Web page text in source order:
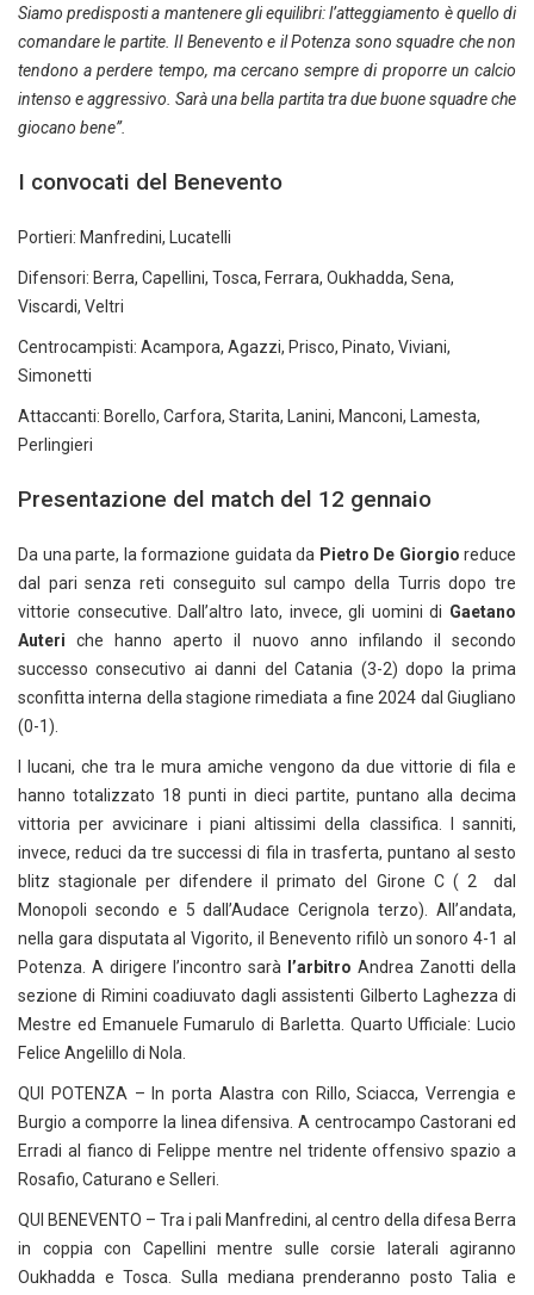
Siamo predisposti a mantenere gli equilibri: l’atteggiamento è quello di
comandare le partite. Il Benevento e il Potenza sono squadre che non
tendono a perdere tempo, ma cercano sempre di proporre un calcio
intenso e aggressivo. Sarà una bella partita tra due buone squadre che
giocano bene”.
I convocati del Benevento
Portieri: Manfredini, Lucatelli
Difensori: Berra, Capellini, Tosca, Ferrara, Oukhadda, Sena,
Viscardi, Veltri
Centrocampisti: Acampora, Agazzi, Prisco, Pinato, Viviani,
Simonetti
Attaccanti: Borello, Carfora, Starita, Lanini, Manconi, Lamesta,
Perlingieri
Presentazione del match del 12 gennaio
Da una parte, la formazione guidata da Pietro De Giorgio reduce
dal pari senza reti conseguito sul campo della Turris dopo tre
vittorie consecutive. Dall’altro lato, invece, gli uomini di Gaetano
Auteriche hanno aperto il nuovo anno infilando il secondo
successo consecutivo ai danni del Catania (3-2) dopo la prima
sconfitta interna della stagione rimediata a fine 2024 dal Giugliano
(0-1).
I lucani, che tra le mura amiche vengono da due vittorie di fila e
hanno totalizzato 18 punti in dieci partite, puntano alla decima
vittoria per avvicinare i piani altissimi della classifica. I sanniti,
invece, reduci da tre successi di fila in trasferta, puntano al sesto
blitz stagionale per difendere il primato del Girone C ( 2 dal
Monopoli secondo e 5 dall’Audace Cerignola terzo). All’andata,
nella gara disputata al Vigorito, il Benevento rifilò un sonoro 4-1 al
Potenza. A dirigere l’incontro sarà l’arbitro Andrea Zanotti della
sezione di Rimini coadiuvato dagli assistenti Gilberto Laghezza di
Mestre ed Emanuele Fumarulo di Barletta. Quarto Ufficiale: Lucio
Felice Angelillo di Nola.
QUI POTENZA – In porta Alastra con Rillo, Sciacca, Verrengia e
Burgio a comporre la linea difensiva. A centrocampo Castorani ed
Erradi al fianco di Felippe mentre nel tridente offensivo spazio a
Rosafio, Caturano e Selleri.
QUI BENEVENTO – Tra i pali Manfredini, al centro della difesa Berra
in coppia con Capellini mentre sulle corsie laterali agiranno
Oukhadda e Tosca. Sulla mediana prenderanno posto Talia e